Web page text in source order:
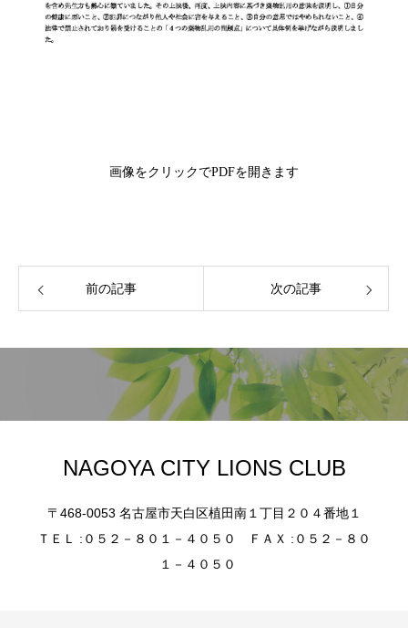
画像をクリックでPDFを開きます
前の記事 次の記事
NAGOYA CITY LIONS CLUB
〒468-0053 名古屋市天白区植田南１丁目２０４番地１
ＴＥＬ :０５２－８０１－４０５０ ＦＡＸ :０５２－８０
１－４０５０